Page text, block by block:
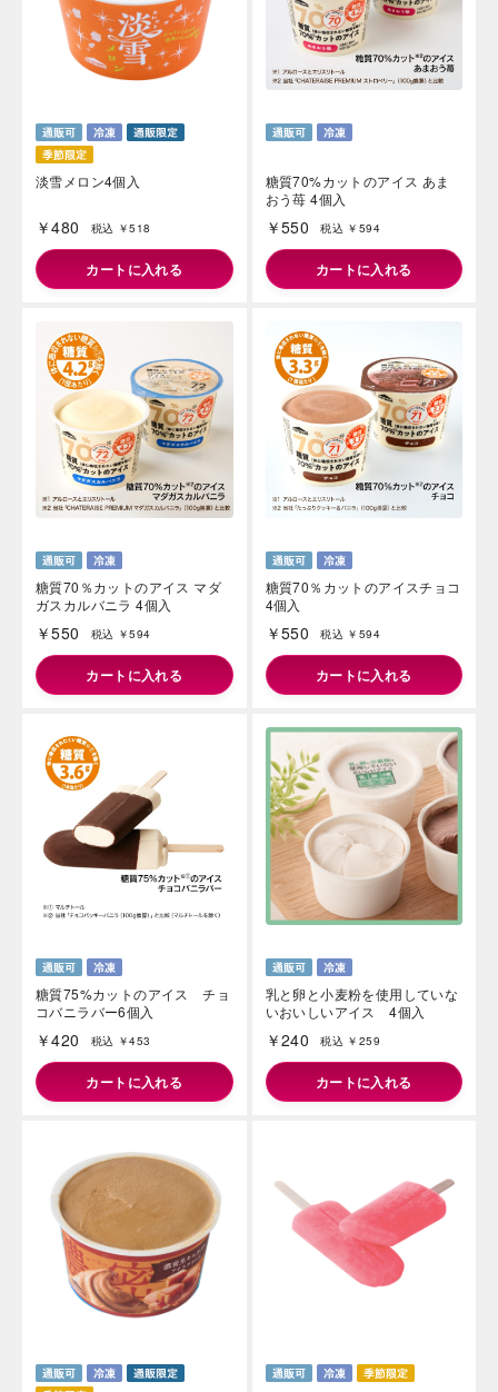
淡雪メロン4個入
￥480 税込 ￥518
カートに入れる
糖質70%カットのアイス あま
おう苺 4個入
￥550 税込 ￥594
カートに入れる
糖質70％カットのアイス マダ
ガスカルバニラ 4個入
￥550 税込 ￥594
カートに入れる
糖質70％カットのアイスチョコ
4個入
￥550 税込 ￥594
カートに入れる
糖質75%カットのアイス チョ
コバニラバー6個入
￥420 税込 ￥453
カートに入れる
乳と卵と小麦粉を使用していな
いおいしいアイス 4個入
￥240 税込 ￥259
カートに入れる
やつ時」という意味を込
雄大な八ヶ岳山麓の自
る、こだわりのスイー
さい。
海外 Overseas shops
Malaysia
Vietnam